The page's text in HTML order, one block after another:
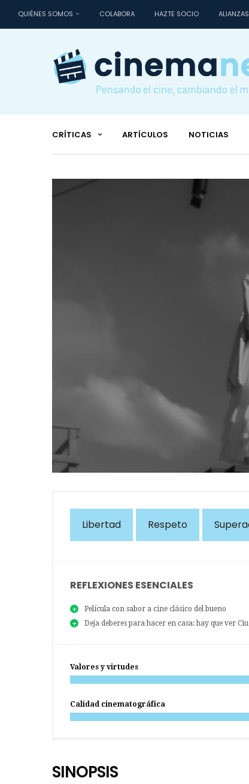
QUIÉNES SOMOS COLABORA HAZTE SOCIO ALIANZAS
CRÍTICAS ARTÍCULOS NOTICIAS
Libertad Respeto
REFLEXIONES ESENCIALES
Película con sabor a cine clásico del bueno
Deja deberes para hacer en casa: hay que ver
Valores y virtudes
Calidad cinematográfica
SINOPSIS